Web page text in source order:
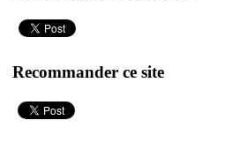
Recommander ce site